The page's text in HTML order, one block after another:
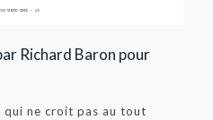
Richard Baron pour
ne croit pas au tout